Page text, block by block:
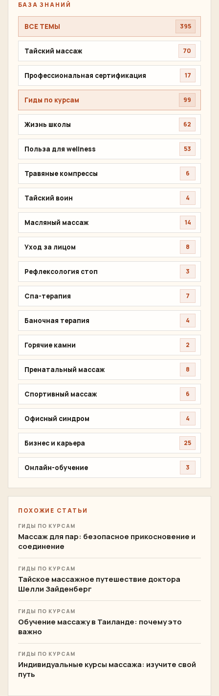
БАЗА ЗНАНИЙ
ВСЕ ТЕМЫ 395
Тайский массаж 70
Профессиональная сертификация 17
Гиды по курсам 99
Жизнь школы 62
Польза для wellness 53
Травяные компрессы 6
Тайский воин 4
Масляный массаж 14
Уход за лицом 8
Рефлексология стоп 3
Спа-терапия 7
Баночная терапия 4
Горячие камни 2
Пренатальный массаж 8
Спортивный массаж 6
Офисный синдром 4
Бизнес и карьера 25
Онлайн-обучение 3
ПОХОЖИЕ СТАТЬИ
ГИДЫ ПО КУРСАМ
Массаж для пар: безопасное прикосновение и
соединение
ГИДЫ ПО КУРСАМ
Тайское массажное путешествие доктора
Шелли Зайденберг
ГИДЫ ПО КУРСАМ
Обучение массажу в Таиланде: почему это
важно
ГИДЫ ПО КУРСАМ
Индивидуальные курсы массажа: изучите свой
путь